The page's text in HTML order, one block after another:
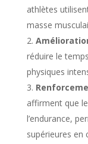
athlètes
masse
réduire le
physiques
affirment que
l’endurance,
supérieures en